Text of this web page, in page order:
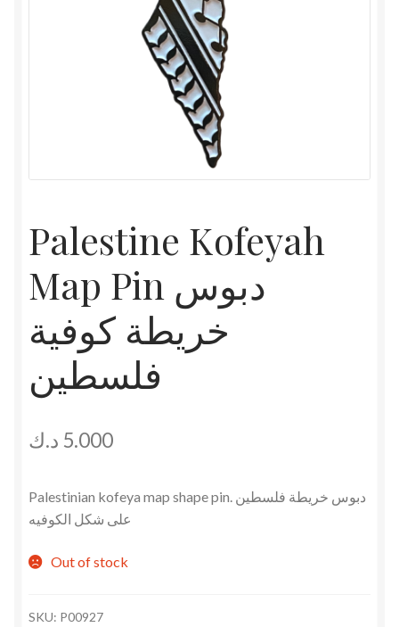
Palestine Kofeyah
Map Pin دبوس
خريطة كوفية
فلسطين
5.000 د.ك
Palestinian kofeya map shape pin. دبوس خريطة فلسطين
على شكل الكوفيه
Out of stock
SKU: P00927